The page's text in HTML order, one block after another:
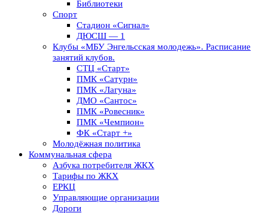
Библиотеки
Спорт
Стадион «Сигнал»
ДЮСШ — 1
Клубы «МБУ Энгельсская молодежь». Расписание
занятий клубов.
СТЦ «Старт»
ПМК «Сатурн»
ПМК «Лагуна»
ДМО «Сантос»
ПМК «Ровесник»
ПМК «Чемпион»
ФК «Старт +»
Молодёжная политика
Коммунальная сфера
Азбука потребителя ЖКХ
Тарифы по ЖКХ
ЕРКЦ
Управляющие организации
Дороги